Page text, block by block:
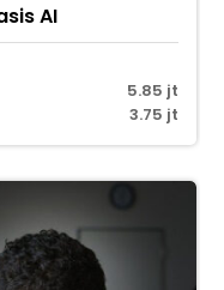
AI
5.85 jt
3.75 jt